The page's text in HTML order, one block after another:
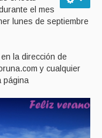
el mes
lunes de septiembre
la dirección de
y cualquier
página